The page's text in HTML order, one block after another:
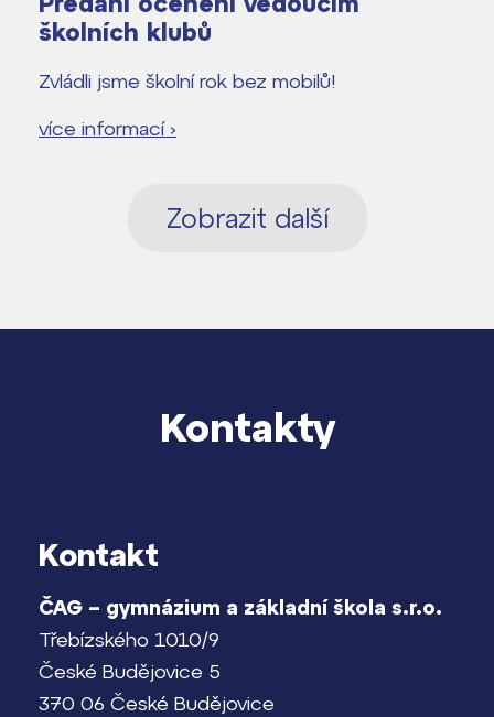
školních klubů
Zvládli jsme školní rok bez mobilů!
více informací ›
Zobrazit další
Kontakty
Kontakt
ČAG – gymnázium a základní škola s.r.o.
Třebízského 1010/9
České Budějovice 5
370 06 České Budějovice